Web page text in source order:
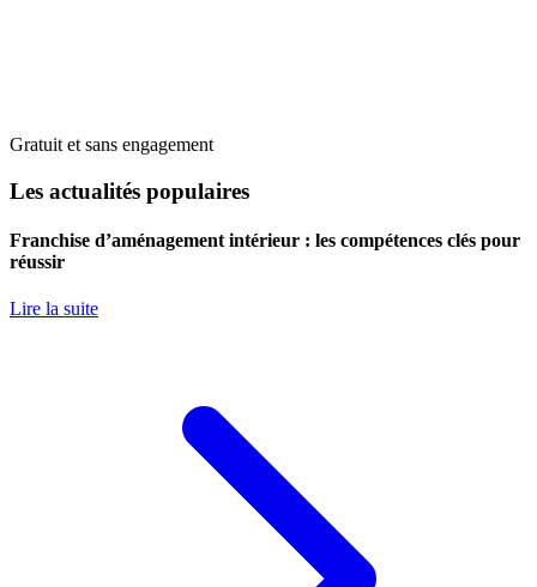
Gratuit et sans engagement
Les actualités populaires
Franchise d’aménagement intérieur : les compétences clés pour
réussir
Lire la suite